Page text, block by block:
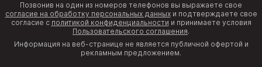
Позвонив на один из номеров телефонов вы выражаете свое
согласие на обработку персональных данныхи подтверждаете свое
согласие с политикой конфиденциальности и принимаете условия
Пользовательского соглашения.
Информация на веб-странице не является публичной офертой и
рекламным предложением.